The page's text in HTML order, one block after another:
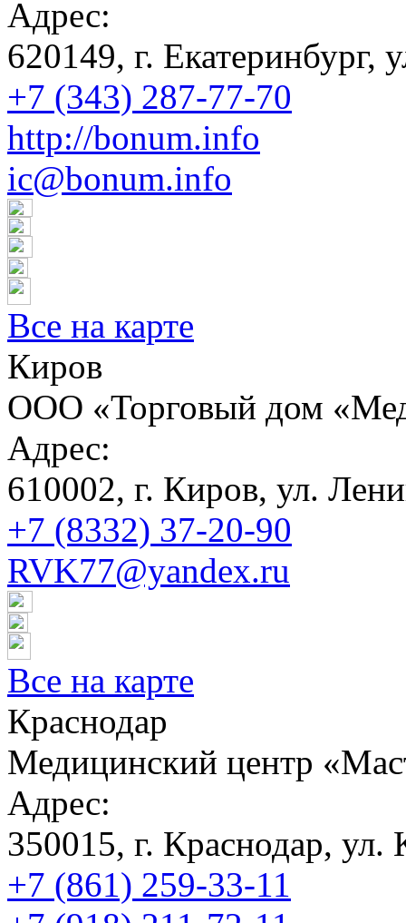
Адрес:
620149, г. Екатеринбург,
+7 (343) 287-77-70
http://bonum.info
ic@bonum.info
Все на карте
Киров
ООО «Торговый дом
Адрес:
610002, г. Киров, ул.
+7 (8332) 37-20-90
RVK77@yandex.ru
Все на карте
Краснодар
Медицинский центр
Адрес:
350015, г. Краснодар, ул.
+7 (861) 259-33-11